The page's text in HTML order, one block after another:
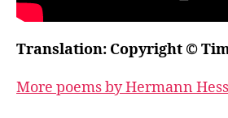
Translation: Copyright ©
More poems by Hermann